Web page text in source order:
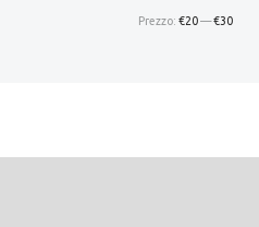
Prezzo: €20—€30